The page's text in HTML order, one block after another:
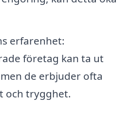
erfarenhet:
företag kan ta ut
de erbjuder ofta
och trygghet.